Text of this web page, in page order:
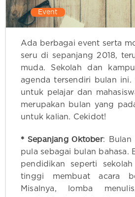
Event
Ada berbagai event serta
seru di sepanjang 2018,
muda. Sekolah dan
agenda tersendiri bulan ini.
untuk pelajar dan
merupakan bulan yang
untuk kalian. Cekidot!
* Sepanjang Oktober: Bulan
pula sebagai bulan bahasa.
pendidikan seperti
tinggi membuat acara
Misalnya, lomba